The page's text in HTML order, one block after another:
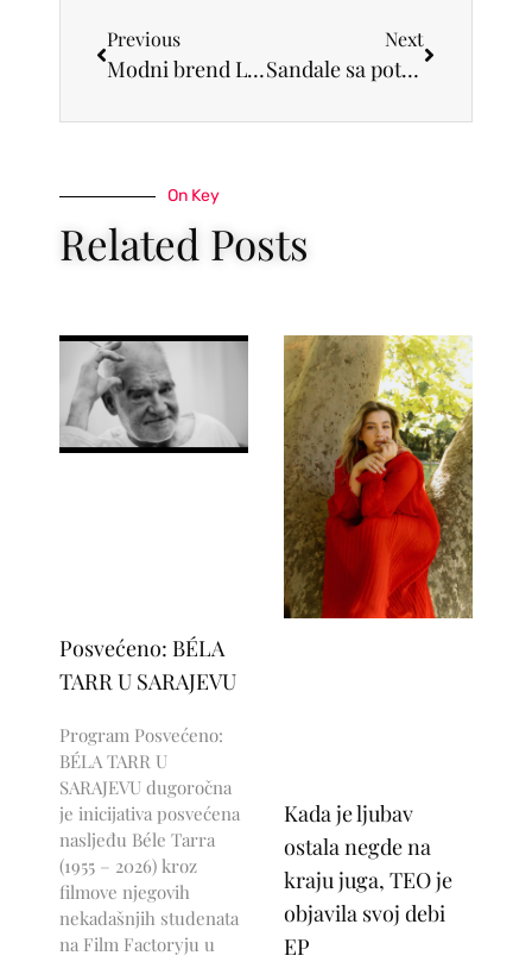
Previous
Modni brend Lyle & Scott novi sponzor OFK Beograd
Next
Sandale sa potpeticom: Neizostavni model iz letnje Camper kolekcije
On Key
Related Posts
Posvećeno: BÉLA
TARR U SARAJEVU
Program Posvećeno:
BÉLA TARR U
SARAJEVU dugoročna
je inicijativa posvećena
nasljeđu Béle Tarra
(1955 – 2026) kroz
filmove njegovih
nekadašnjih studenata
na Film Factoryju u
Kada je ljubav
ostala negde na
kraju juga, TEO je
objavila svoj debi
EP